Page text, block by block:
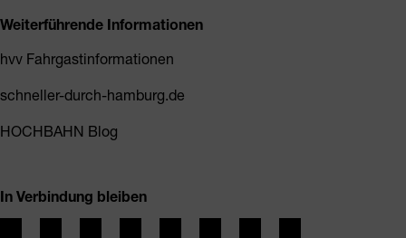
Weiterführende Informationen
hvv Fahrgastinformationen
schneller-durch-hamburg.de
HOCHBAHN Blog
In Verbindung bleiben